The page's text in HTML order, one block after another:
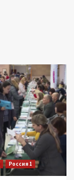
Россия 1